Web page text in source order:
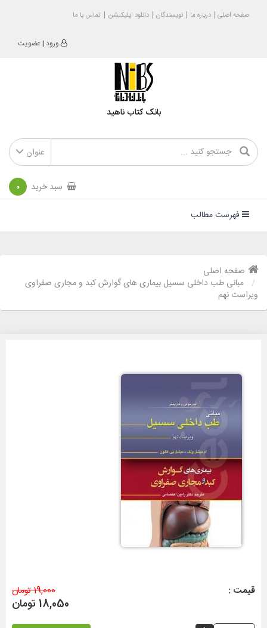
صفحه اصلی درباره ما نویسندگان دانلود اپلیکیشن تماس با ما
ورود |عضویت
بانک کتاب ناهید
عنوان
سبد خرید 0
فهرست مطالب
صفحه اصلی
مبانی طب داخلی سسیل بیماری های گوارش کبد و مجاری صفراوی
ویراست نهم
قیمت : 19,000 تومان
18,050 تومان